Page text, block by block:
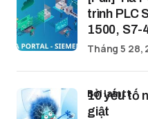
trình PLC
1500, S7-
Tháng 5 28,
10 yếu tố
giật
bởi lamtt